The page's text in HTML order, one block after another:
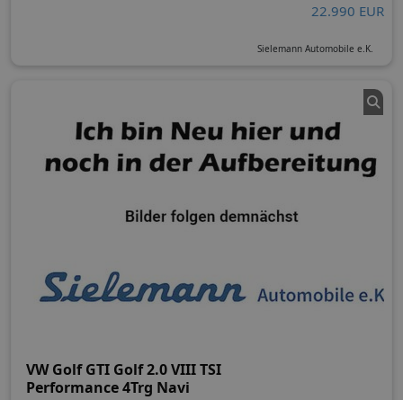
22.990 EUR
Sielemann Automobile e.K.
VW Golf GTI Golf 2.0 VIII TSI
Performance 4Trg Navi